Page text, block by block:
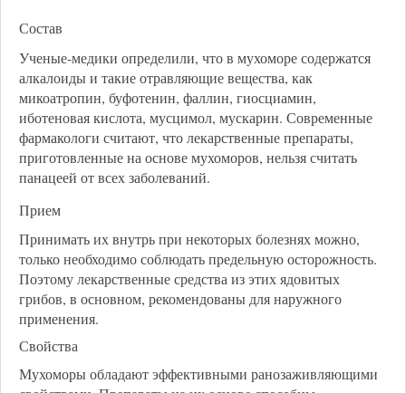
Состав
Ученые-медики определили, что в мухоморе содержатся
алкалоиды и такие отравляющие вещества, как
микоатропин, буфотенин, фаллин, гиосциамин,
иботеновая кислота, мусцимол, мускарин. Современные
фармакологи считают, что лекарственные препараты,
приготовленные на основе мухоморов, нельзя считать
панацеей от всех заболеваний.
Прием
Принимать их внутрь при некоторых болезнях можно,
только необходимо соблюдать предельную осторожность.
Поэтому лекарственные средства из этих ядовитых
грибов, в основном, рекомендованы для наружного
применения.
Свойства
Мухоморы обладают эффективными ранозаживляющими